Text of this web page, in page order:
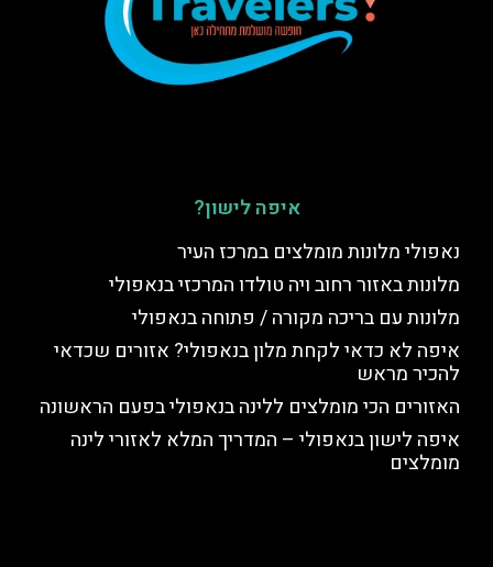
איפה לישון?
נאפולי מלונות מומלצים במרכז העיר
מלונות באזור רחוב ויה טולדו המרכזי בנאפולי
מלונות עם בריכה מקורה / פתוחה בנאפולי
איפה לא כדאי לקחת מלון בנאפולי? אזורים שכדאי
להכיר מראש
האזורים הכי מומלצים ללינה בנאפולי בפעם הראשונה
איפה לישון בנאפולי – המדריך המלא לאזורי לינה
מומלצים